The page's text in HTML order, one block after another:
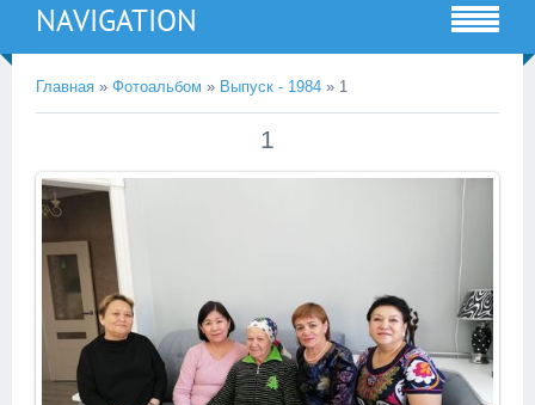
NAVIGATION
Главная » Фотоальбом » Выпуск - 1984 » 1
1